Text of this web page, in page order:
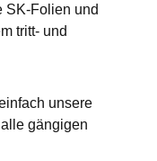
SK-Folien und
tritt- und
unsere
gängigen